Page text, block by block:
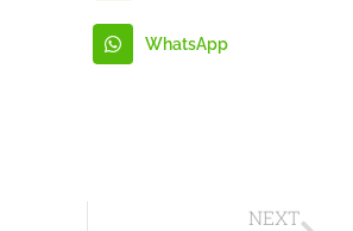
WhatsApp
NEXT